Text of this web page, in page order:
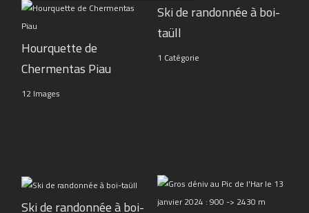
Hourquette de
Chermentas Piau
12 Images
Ski de randonnée à boi-
taüll
1 Catégorie
Ski de randonnée à boi-